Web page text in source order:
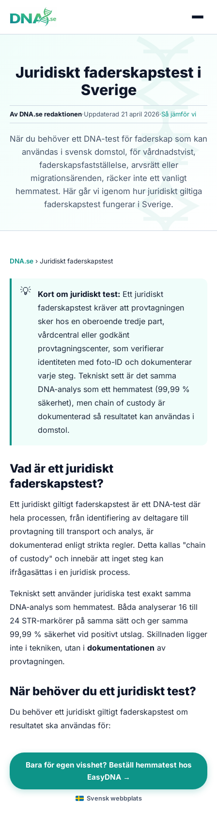
Juridiskt faderskapstest i
Sverige
Av DNA.se redaktionen·Uppdaterad 21 april 2026·Så jämför vi
När du behöver ett DNA-test för faderskap som kan
användas i svensk domstol, för vårdnadstvist,
faderskapsfastställelse, arvsrätt eller
migrationsärenden, räcker inte ett vanligt
hemmatest. Här går vi igenom hur juridiskt giltiga
faderskapstest fungerar i Sverige.
DNA.se › Juridiskt faderskapstest
Kort om juridiskt test: Ett juridiskt
faderskapstest kräver att provtagningen
sker hos en oberoende tredje part,
vårdcentral eller godkänt
provtagningscenter, som verifierar
identiteten med foto-ID och dokumenterar
varje steg. Tekniskt sett är det samma
DNA-analys som ett hemmatest (99,99 %
säkerhet), men chain of custody är
dokumenterad så resultatet kan användas i
domstol.
Vad är ett juridiskt
faderskapstest?
Ett juridiskt giltigt faderskapstest är ett DNA-test där
hela processen, från identifiering av deltagare till
provtagning till transport och analys, är
dokumenterad enligt strikta regler. Detta kallas "chain
of custody" och innebär att inget steg kan
ifrågasättas i en juridisk process.
Tekniskt sett använder juridiska test exakt samma
DNA-analys som hemmatest. Båda analyserar 16 till
24 STR-markörer på samma sätt och ger samma
99,99 % säkerhet vid positivt utslag. Skillnaden ligger
inte i tekniken, utan i dokumentationen av
provtagningen.
När behöver du ett juridiskt test?
Du behöver ett juridiskt giltigt faderskapstest om
resultatet ska användas för:
Bara för egen visshet? Beställ hemmatest hos
EasyDNA →
Svensk webbplats